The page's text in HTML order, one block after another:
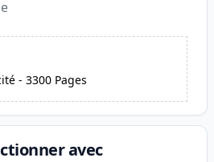
- 3300 Pages
avec